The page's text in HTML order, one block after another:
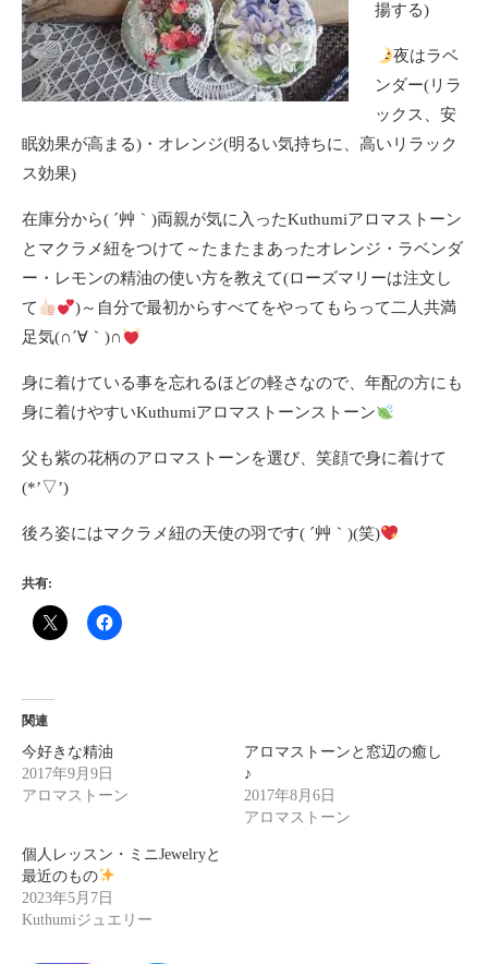
揚する)
夜はラベ
ンダー(リラ
ックス、安
眠効果が高まる)・オレンジ(明るい気持ちに、高いリラック
ス効果)
在庫分から( ´艸｀)両親が気に入ったKuthumiアロマストーン
とマクラメ紐をつけて～たまたまあったオレンジ・ラベンダ
ー・レモンの精油の使い方を教えて(ローズマリーは注文し
て
)～自分で最初からすべてをやってもらって二人共満
足気(∩´∀｀)∩
身に着けている事を忘れるほどの軽さなので、年配の方にも
身に着けやすいKuthumiアロマストーンストーン
父も紫の花柄のアロマストーンを選び、笑顔で身に着けて
(*’▽’)
後ろ姿にはマクラメ紐の天使の羽です( ´艸｀)(笑)
共有:
関連
今好きな精油
2017年9月9日
アロマストーン
アロマストーンと窓辺の癒し
♪
2017年8月6日
アロマストーン
個人レッスン・ミニJewelryと
最近のもの
2023年5月7日
Kuthumiジュエリー